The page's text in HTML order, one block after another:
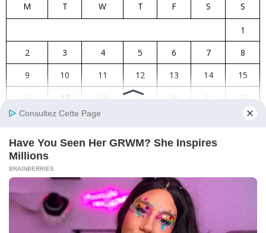
M T W T F S S
1
2
3 4 5 6 7
8
9
10 11 12 13 14
15
19
30
31
Global news Interesting life Funny Video
Other news
Privacy Policy